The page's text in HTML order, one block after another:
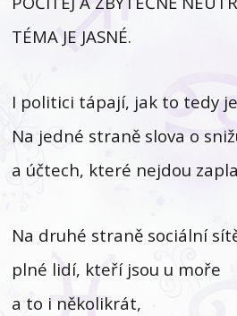
TÉMA JE JASNÉ.
I politici tápají, jak to tedy
Na jedné straně slova o
a účtech, které nejdou
Na druhé straně sociální
plné lidí, kteří jsou u moře
a to i několikrát,